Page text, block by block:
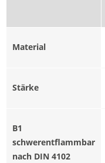
Material
Stärke
B1
schwerentflammbar
nach DIN 4102